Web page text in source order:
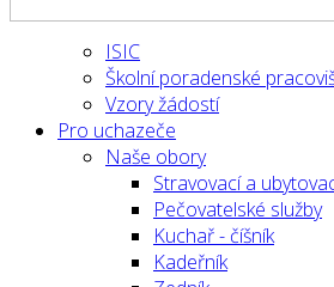
ISIC
Školní poradenské
Vzory žádostí
Pro uchazeče
Naše obory
Stravovací a
Pečovatelské služby
Kuchař - číšník
Kadeřník